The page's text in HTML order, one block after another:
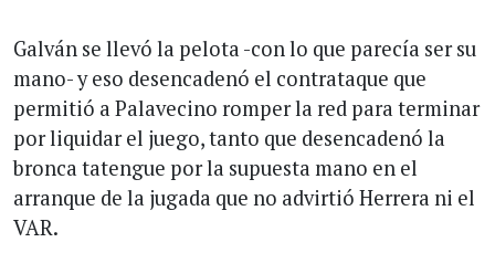
Galván se llevó la pelota -con lo que parecía ser su
mano- y eso desencadenó el contrataque que
permitió a Palavecino romper la red para terminar
por liquidar el juego, tanto que desencadenó la
bronca tatengue por la supuesta mano en el
arranque de la jugada que no advirtió Herrera ni el
VAR.